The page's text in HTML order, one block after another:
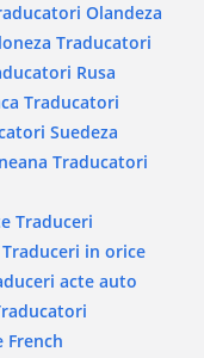
Olandeza
Traducatori
Rusa
Traducatori
Suedeza
Traducatori
Traduceri
Traduceri in orice
acte auto
French